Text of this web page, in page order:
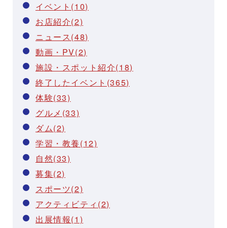
イベント(10)
お店紹介(2)
ニュース(48)
動画・PV(2)
施設・スポット紹介(18)
終了したイベント(365)
体験(33)
グルメ(33)
ダム(2)
学習・教養(12)
自然(33)
募集(2)
スポーツ(2)
アクティビティ(2)
出展情報(1)